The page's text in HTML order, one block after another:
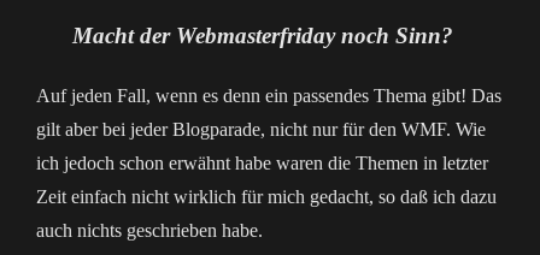
Macht der Webmasterfriday noch Sinn?
Auf jeden Fall, wenn es denn ein passendes Thema gibt! Das
gilt aber bei jeder Blogparade, nicht nur für den WMF. Wie
ich jedoch schon erwähnt habe waren die Themen in letzter
Zeit einfach nicht wirklich für mich gedacht, so daß ich dazu
auch nichts geschrieben habe.